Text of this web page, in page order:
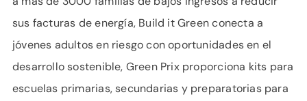
sus facturas de energía, Build it Green conecta a
jóvenes adultos en riesgo con oportunidades en el
desarrollo sostenible, Green Prix proporciona kits para
escuelas primarias, secundarias y preparatorias para